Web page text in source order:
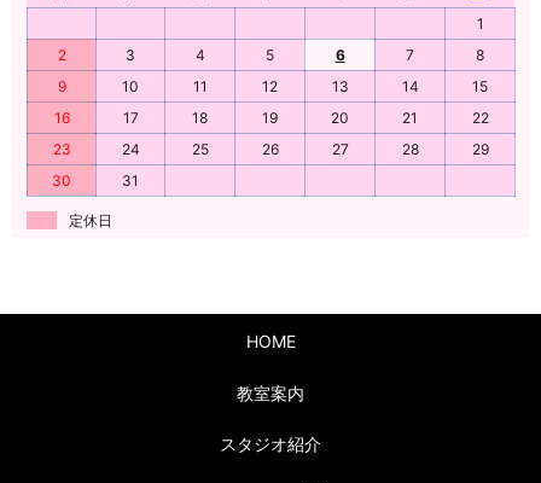
1
2
3 4 5 6 7
8
9
10 11 12 13 14
15
16
17 18 19 20 21
22
23
24 25 26 27 28
29
30
31
定休日
HOME
教室案内
スタジオ紹介